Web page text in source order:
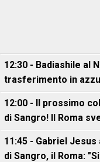
12:30 - Badiashile al
trasferimento in
12:00 - Il prossimo
di Sangro! Il Roma
11:45 - Gabriel
di Sangro, il Roma: